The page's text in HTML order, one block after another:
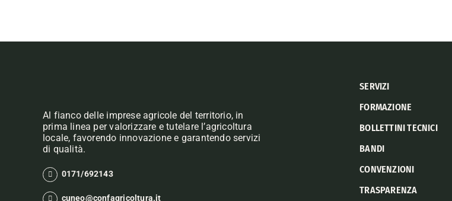
Al fianco delle imprese agricole del territorio, in
prima linea per valorizzare e tutelare l’agricoltura
locale, favorendo innovazione e garantendo servizi
di qualità.
0171/692143
cuneo@confagricoltura.it
SERVIZI
FORMAZIONE
BOLLETTINI TECNICI
BANDI
CONVENZIONI
TRASPARENZA